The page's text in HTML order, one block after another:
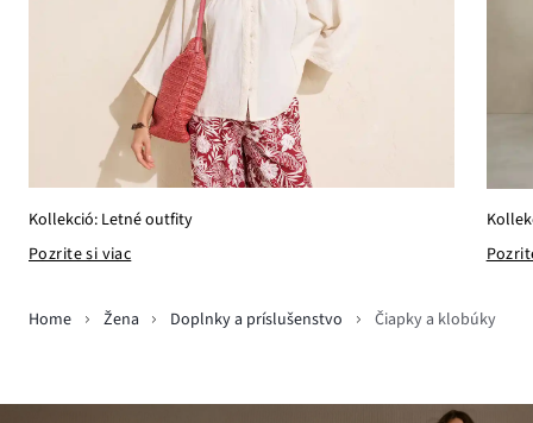
Kollekció: Letné outfity
Pozrite si viac
Home Žena Doplnky a príslušenstvo Čiapky a klobúky